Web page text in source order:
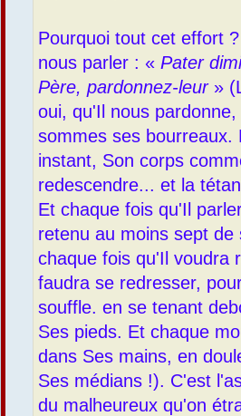
Pourquoi tout cet effort
nous parler : « Pater
Père, pardonnez-leur»
oui, qu'Il nous
sommes ses bourreaux.
instant, Son corps
redescendre... et la
Et chaque fois qu'Il
retenu au moins sept de
chaque fois qu'Il voudra
faudra se redresser,
souffle. en se tenant
Ses pieds. Et chaque
dans Ses mains, en
Ses médians !). C'est
du malheureux qu'on